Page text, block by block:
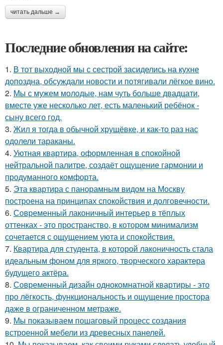
читать дальше →
Последние обновления на сайте:
1. В тот выходной мы с сестрой засиделись на кухне
допоздна, обсуждали новости и потягивали лёгкое вино.
2. Мы с мужем молодые, нам чуть больше двадцати,
вместе уже несколько лет, есть маленький ребёнок -
сыну всего год.
3. Жил я тогда в обычной хрущёвке, и как-то раз нас
одолели тараканы.
4. Уютная квартира, оформленная в спокойной
нейтральной палитре, создаёт ощущение гармонии и
продуманного комфорта.
5. Эта квартира с панорамным видом на Москву
построена на принципах спокойствия и долговечности.
6. Современный лаконичный интерьер в тёплых
оттенках - это пространство, в котором минимализм
сочетается с ощущением уюта и спокойствия.
7. Квартира для студента, в которой лаконичность стала
идеальным фоном для яркого, творческого характера
будущего актёра.
8. Современный дизайн однокомнатной квартиры - это
про лёгкость, функциональность и ощущение простора
даже в ограниченном метраже.
9. Мы показываем пошаговый процесс создания
встроенной мебели из древесных панелей.